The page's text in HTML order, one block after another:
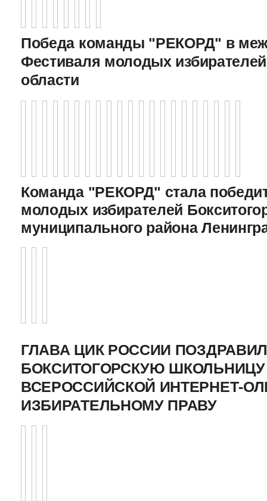
Победа команды "РЕКОРД" в
Фестиваля молодых
области
Команда "РЕКОРД" стала
молодых избирателей
муниципального района
ГЛАВА ЦИК РОССИИ
БОКСИТОГОРСКУЮ
ВСЕРОССИЙСКОЙ ИНТЕРНЕТ-
ИЗБИРАТЕЛЬНОМУ ПРАВУ